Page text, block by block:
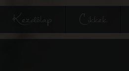
Kezdőlap Cikkek